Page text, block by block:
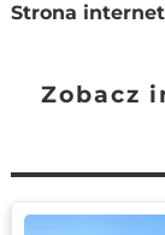
Strona
Zobacz